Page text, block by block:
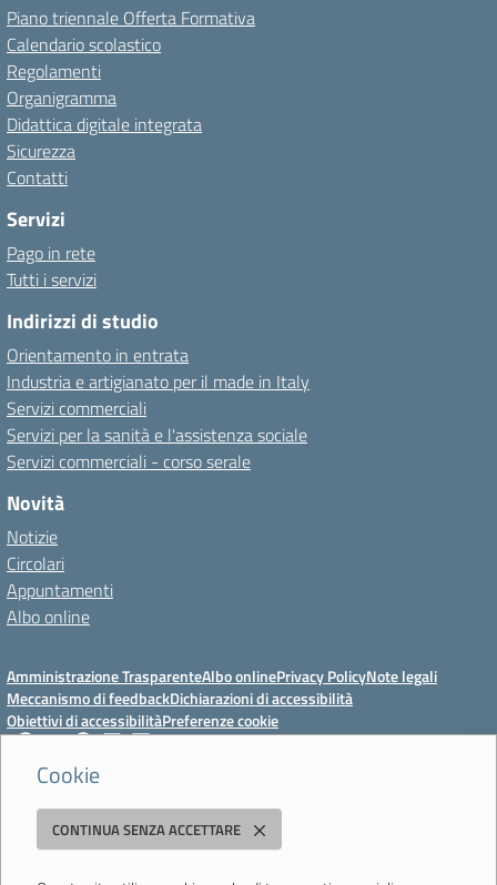
Cookie
CONTINUA SENZA ACCETTARE
Piano triennale Offerta Formativa
Calendario scolastico
Regolamenti
Organigramma
Didattica digitale integrata
Sicurezza
Contatti
Servizi
Pago in rete
Tutti i servizi
Indirizzi di studio
Orientamento in entrata
Industria e artigianato per il made in Italy
Servizi commerciali
Servizi per la sanità e l'assistenza sociale
Servizi commerciali - corso serale
Novità
Notizie
Circolari
Appuntamenti
Albo online
Amministrazione TrasparenteAlbo onlinePrivacy PolicyNote legali
Meccanismo di feedbackDichiarazioni di accessibilità
Obiettivi di accessibilitàPreferenze cookie
Istituto Professionale Statale Socio-Commerciale-Artigianale "Cattaneo -
Deledda"